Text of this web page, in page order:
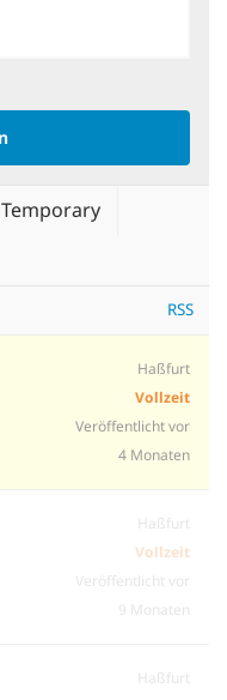
Temporary
RSS
Haßfurt
Vollzeit
Veröffentlicht vor
4 Monaten
Haßfurt
Vollzeit
Veröffentlicht vor
9 Monaten
Haßfurt